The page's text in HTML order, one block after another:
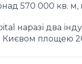
570 000 кв. м,
наразі два
Києвом площею